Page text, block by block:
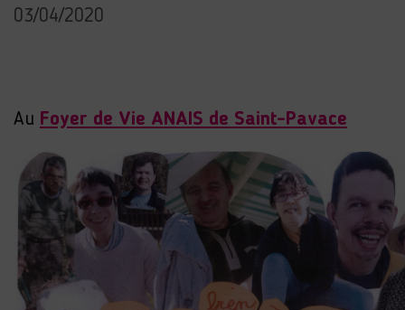
03/04/2020
Au Foyer de Vie ANAIS de Saint-Pavace